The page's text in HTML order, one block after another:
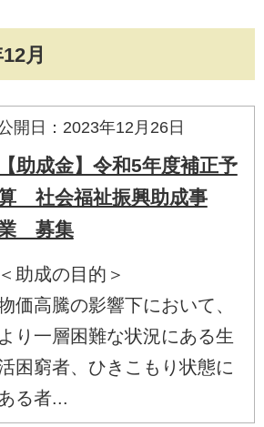
月
開日：2023年12月26日
【助成金】令和5年度補正予
社会福祉振興助成事
募集
＜助成の目的＞
価高騰の影響下において、
より一層困難な状況にある生
困窮者、ひきこもり状態に
る者...